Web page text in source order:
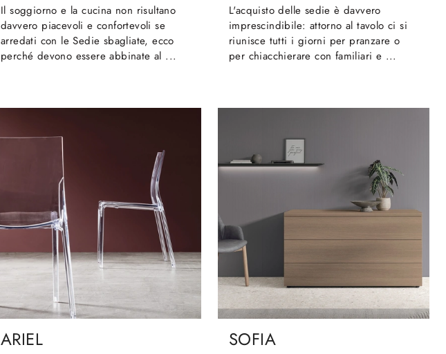
Il soggiorno e la cucina non risultano
davvero piacevoli e confortevoli se
arredati con le Sedie sbagliate, ecco
perché devono essere abbinate al ...
L'acquisto delle sedie è davvero
imprescindibile: attorno al tavolo ci si
riunisce tutti i giorni per pranzare o
per chiacchierare con familiari e ...
ARIEL SOFIA